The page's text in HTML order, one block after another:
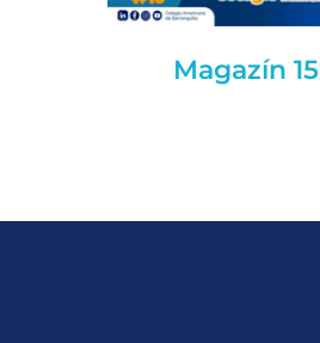
Magazín 15